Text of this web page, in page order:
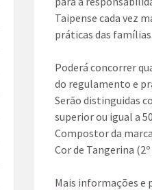
Taipense cada vez
práticas das famílias.
Poderá concorrer
do regulamento e
Serão distinguidas
superior ou igual a
Compostor da
Cor de Tangerina
Mais informações e